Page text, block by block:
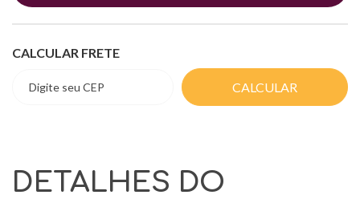
CALCULAR FRETE
CALCULAR
DETALHES DO